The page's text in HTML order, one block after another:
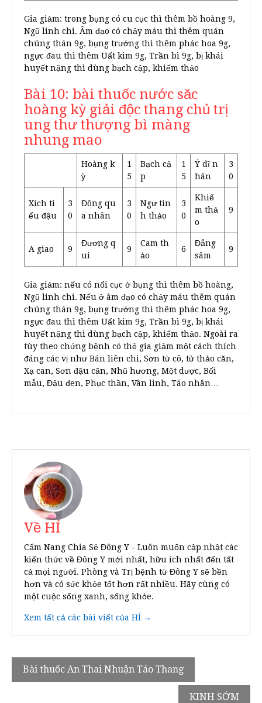
Gia giảm: trong bụng có cu cục thì thêm bồ hoàng 9,
Ngũ linh chi. Âm đạo có chảy máu thì thêm quán
chúng thán 9g, bụng trướng thì thêm phác hoa 9g,
ngực đau thì thêm Uất kim 9g, Trần bì 9g, bị khái
huyết nặng thì dùng bạch cập, khiếm thảo
Bài 10: bài thuốc nước săc
hoàng kỳ giải độc thang chủ trị
ung thư thượng bì màng
nhung mao
Hoàng k
ỳ
1
5
Bạch cậ
p
1
5
Ý dĩ n
hân
3
0
Xích ti
ểu đậu
3
0
Đông qu
a nhân
3
0
Ngư tin
h thảo
3
0
Khiế
m thả
o
9
A giao 9
Đương q
ui
9
Cam th
ảo
6
Đẳng
sâm
9
Gia giảm: nếu có nổi cục ở bụng thì thêm bồ hoàng,
Ngũ linh chi. Nếu ở âm đạo có chảy máu thêm quán
chúng thán 9g, bụng trướng thì thêm phác hoa 9g,
ngực đau thì thêm Uất kim 9g, Trần bì 9g, bị khái
huyết nặng thì dùng bạch cập, khiếm thảo. Ngoài ra
tùy theo chứng bệnh có thẻ gia giảm một cách thích
đáng các vị như Bán liên chi, Sơn từ cô, tử thảo căn,
Xạ can, Sơn đậu căn, Nhũ hương, Một dược, Bối
mẫu, Đậu đen, Phục thần, Vân linh, Táo nhân…
Về HÍ
Cẩm Nang Chia Sẻ Đông Y - Luôn muốn cập nhật các
kiến thức về Đông Y mới nhất, hữu ích nhất đến tất
cả mọi người. Phòng và Trị bệnh từ Đông Y sẽ bền
hơn và có sức khỏe tốt hơn rất nhiều. Hãy cùng có
một cuộc sống xanh, sống khỏe.
Xem tất cả các bài viết của HÍ →
Điều
hướng
Bài thuốc An Thai Nhuận Táo Thang
KINH SỚM